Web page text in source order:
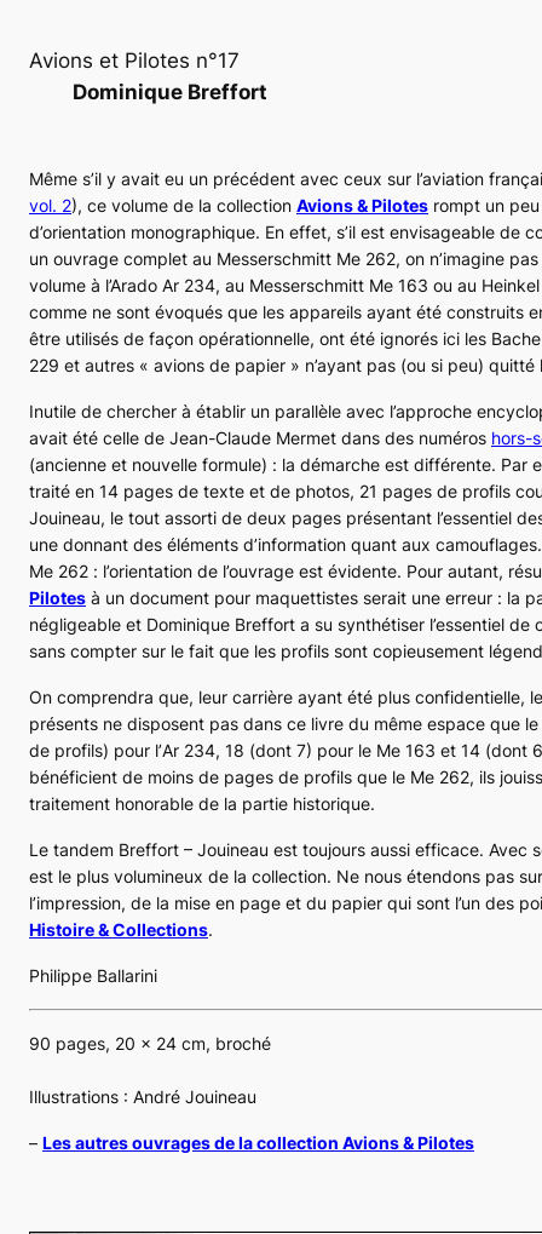
Avions et Pilotes n°17
Dominique Breffort
Même s’il y avait eu un précédent avec ceux sur l’aviation
vol. 2), ce volume de la collection Avions & Pilotes rompt un
d’orientation monographique. En effet, s’il est envisageable de
un ouvrage complet au Messerschmitt Me 262, on n’imagine
volume à l’Arado Ar 234, au Messerschmitt Me 163 ou au
comme ne sont évoqués que les appareils ayant été construits
être utilisés de façon opérationnelle, ont été ignorés ici les
229 et autres « avions de papier » n’ayant pas (ou si peu) quitté
Inutile de chercher à établir un parallèle avec l’approche
avait été celle de Jean-Claude Mermet dans des numéros hors-
(ancienne et nouvelle formule) : la démarche est différente. Par
traité en 14 pages de texte et de photos, 21 pages de profils
Jouineau, le tout assorti de deux pages présentant l’essentiel
une donnant des éléments d’information quant aux
Me 262 : l’orientation de l’ouvrage est évidente. Pour autant,
Pilotes à un document pour maquettistes serait une erreur : la
négligeable et Dominique Breffort a su synthétiser l’essentiel de
sans compter sur le fait que les profils sont copieusement
On comprendra que, leur carrière ayant été plus confidentielle,
présents ne disposent pas dans ce livre du même espace que le
de profils) pour l’Ar 234, 18 (dont 7) pour le Me 163 et 14 (dont
bénéficient de moins de pages de profils que le Me 262, ils
traitement honorable de la partie historique.
Le tandem Breffort – Jouineau est toujours aussi efficace. Avec
est le plus volumineux de la collection. Ne nous étendons pas
l’impression, de la mise en page et du papier qui sont l’un des
Histoire & Collections.
Philippe Ballarini
90 pages, 20 x 24 cm, broché
Illustrations : André Jouineau
– Les autres ouvrages de la collection Avions & Pilotes